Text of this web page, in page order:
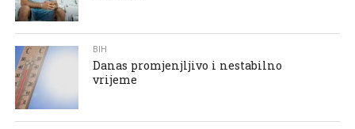
BIH
Danas promjenjljivo i nestabilno
vrijeme